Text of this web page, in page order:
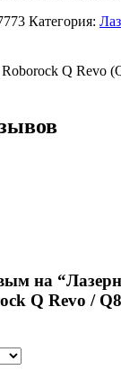
Категория:
Roborock Q Revo
на
Q Revo /